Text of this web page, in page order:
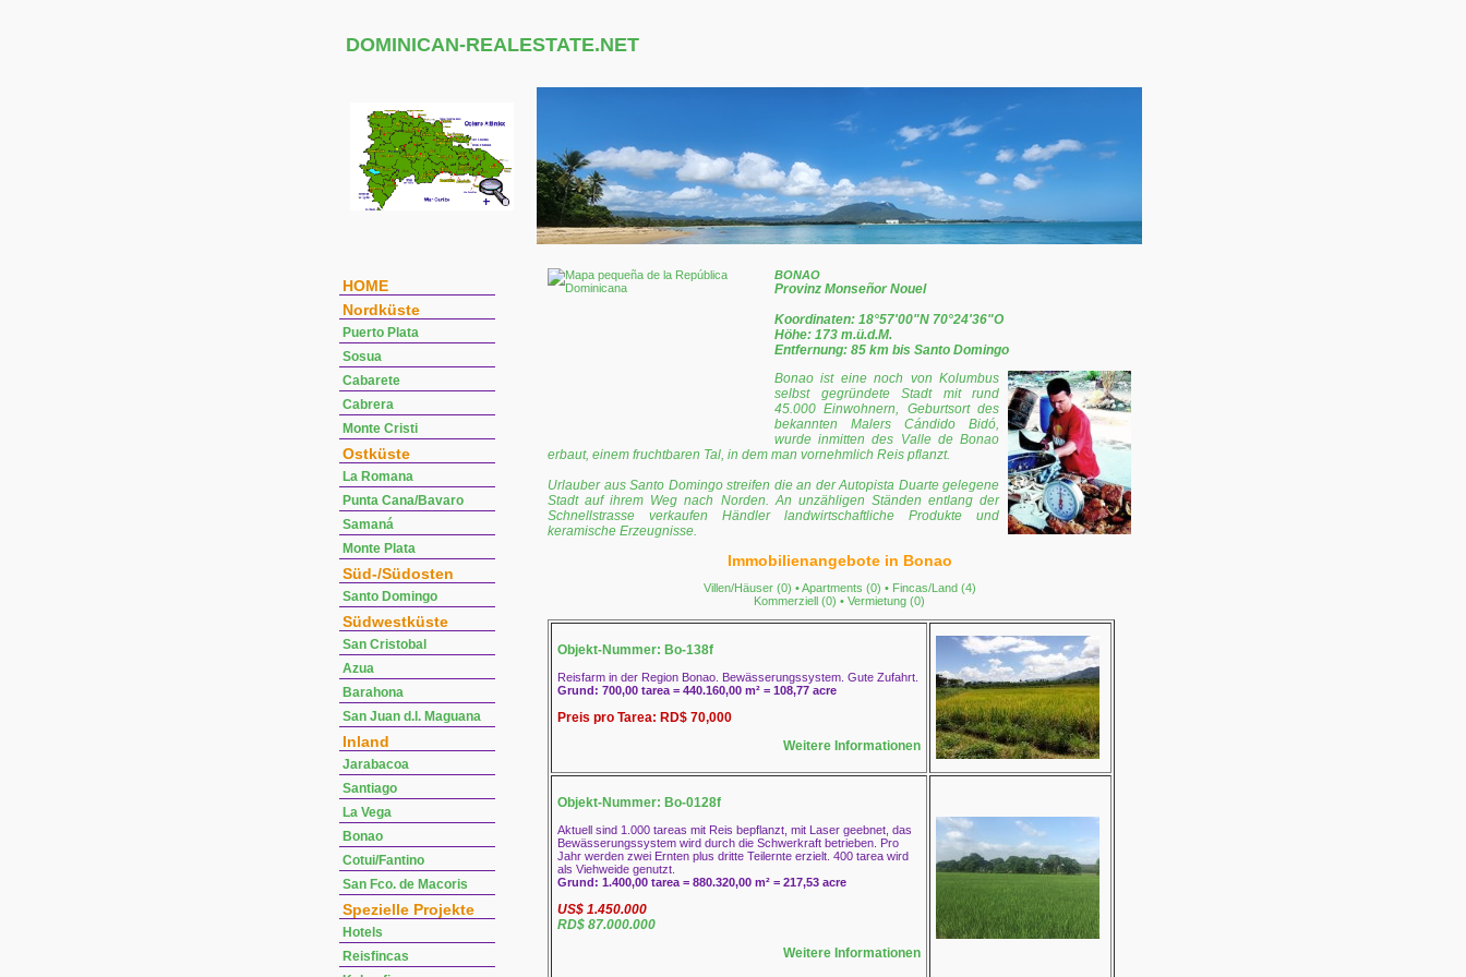
DOMINICAN-REALESTATE.NET
HOME
Nordküste
Puerto Plata
Sosua
Cabarete
Cabrera
Monte Cristi
Ostküste
La Romana
Punta Cana/Bavaro
Samaná
Monte Plata
Süd-/Südosten
Santo Domingo
Südwestküste
San Cristobal
Azua
Barahona
San Juan d.l. Maguana
Inland
Jarabacoa
Santiago
La Vega
Bonao
Cotui/Fantino
San Fco. de Macoris
Spezielle Projekte
Hotels
Reisfincas
BONAO
Provinz Monseñor Nouel
Koordinaten: 18°57'00"N 70°24'36"O
Höhe: 173 m.ü.d.M.
Entfernung: 85 km bis Santo Domingo
Bonao ist eine noch von Kolumbus
selbst gegründete Stadt mit rund
45.000 Einwohnern, Geburtsort des
bekannten Malers Cándido Bidó,
wurde inmitten des Valle de Bonao
erbaut, einem fruchtbaren Tal, in dem man vornehmlich Reis pflanzt.
Urlauber aus Santo Domingo streifen die an der Autopista Duarte gelegene
Stadt auf ihrem Weg nach Norden. An unzähligen Ständen entlang der
Schnellstrasse verkaufen Händler landwirtschaftliche Produkte und
keramische Erzeugnisse.
Immobilienangebote in Bonao
Villen/Häuser (0) •Apartments (0) • Fincas/Land (4)
Kommerziell (0) • Vermietung (0)
Objekt-Nummer: Bo-138f
Reisfarm in der Region Bonao. Bewässerungssystem. Gute Zufahrt.
Grund: 700,00 tarea = 440.160,00 m² = 108,77 acre
Preis pro Tarea: RD$ 70,000
Weitere Informationen
Objekt-Nummer: Bo-0128f
Aktuell sind 1.000 tareas mit Reis bepflanzt, mit Laser geebnet, das
Bewässerungssystem wird durch die Schwerkraft betrieben. Pro
Jahr werden zwei Ernten plus dritte Teilernte erzielt. 400 tarea wird
als Viehweide genutzt.
Grund: 1.400,00 tarea = 880.320,00 m² = 217,53 acre
US$ 1.450.000
RD$ 87.000.000
Weitere Informationen